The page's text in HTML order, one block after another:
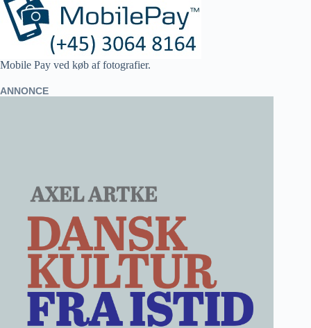
Mobile Pay ved køb af fotografier.
ANNONCE